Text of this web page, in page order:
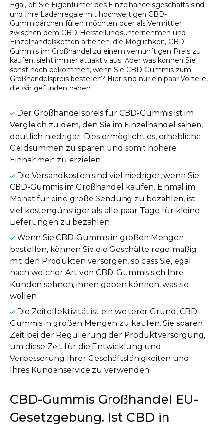
Egal, ob Sie Eigentümer des Einzelhandelsgeschäfts sind
und Ihre Ladenregale mit hochwertigen CBD-
Gummibärchen füllen möchten oder als Vermittler
zwischen dem CBD-Herstellungsunternehmen und
Einzelhandelsketten arbeiten, die Möglichkeit, CBD-
Gummis im Großhandel zu einem vernünftigen Preis zu
kaufen, sieht immer attraktiv aus. Aber was können Sie
sonst noch bekommen, wenn Sie CBD-Gummis zum
Großhandelspreis bestellen? Hier sind nur ein paar Vorteile,
die wir gefunden haben:
Der Großhandelspreis für CBD-Gummis ist im
Vergleich zu dem, den Sie im Einzelhandel sehen,
deutlich niedriger. Dies ermöglicht es, erhebliche
Geldsummen zu sparen und somit höhere
Einnahmen zu erzielen.
Die Versandkosten sind viel niedriger, wenn Sie
CBD-Gummis im Großhandel kaufen. Einmal im
Monat für eine große Sendung zu bezahlen, ist
viel kostengünstiger als alle paar Tage für kleine
Lieferungen zu bezahlen.
Wenn Sie CBD-Gummis in großen Mengen
bestellen, können Sie die Geschäfte regelmäßig
mit den Produkten versorgen, so dass Sie, egal
nach welcher Art von CBD-Gummis sich Ihre
Kunden sehnen, ihnen geben können, was sie
wollen.
Die Zeiteffektivität ist ein weiterer Grund, CBD-
Gummis in großen Mengen zu kaufen. Sie sparen
Zeit bei der Regulierung der Produktversorgung,
um diese Zeit für die Entwicklung und
Verbesserung Ihrer Geschäftsfähigkeiten und
Ihres Kundenservice zu verwenden.
CBD-Gummis Großhandel EU-
Gesetzgebung. Ist CBD in